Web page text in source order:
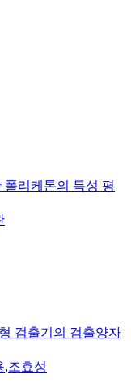
리케톤의 특성 평
검출기의 검출양자
,조효성